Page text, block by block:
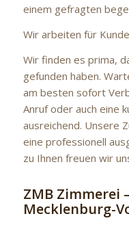
einem gefragten
Wir arbeiten für
Wir finden es prima,
gefunden haben.
am besten sofort
Anruf oder auch eine
ausreichend. Unsere
eine professionell
zu Ihnen freuen wir
ZMB Zimmerei
Mecklenburg-